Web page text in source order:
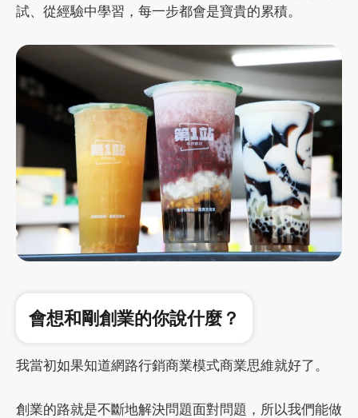
試、從經驗中學習，每一步都會是寶貴的累積。
會想和剛創業的你說什麼？
我當初如果知道網路行銷商業模式商業思維就好了。
創業的路就是不斷地解決問題面對問題，所以我們能做